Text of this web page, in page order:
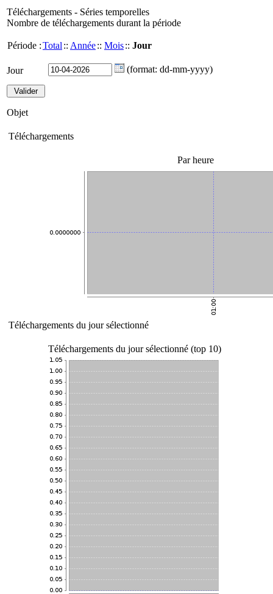
Téléchargements - Séries temporelles
Nombre de téléchargements durant la période
Période :Total :: Année:: Mois:: Jour
Jour (format: dd-mm-yyyy)
Objet
Téléchargements
Par heure
Téléchargements du jour sélectionné
Téléchargements du jour sélectionné (top 10)